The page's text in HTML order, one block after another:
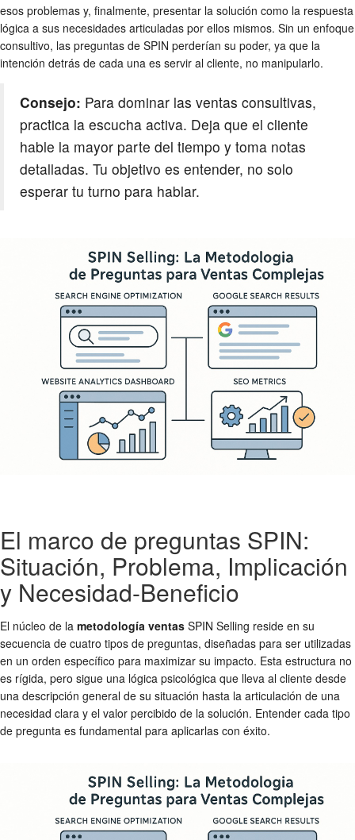
esos problemas y, finalmente, presentar la solución como la respuesta
lógica a sus necesidades articuladas por ellos mismos. Sin un enfoque
consultivo, las preguntas de SPIN perderían su poder, ya que la
intención detrás de cada una es servir al cliente, no manipularlo.
Consejo: Para dominar las ventas consultivas,
practica la escucha activa. Deja que el cliente
hable la mayor parte del tiempo y toma notas
detalladas. Tu objetivo es entender, no solo
esperar tu turno para hablar.
El marco de preguntas SPIN:
Situación, Problema, Implicación
y Necesidad-Beneficio
El núcleo de la metodología ventas SPIN Selling reside en su
secuencia de cuatro tipos de preguntas, diseñadas para ser utilizadas
en un orden específico para maximizar su impacto. Esta estructura no
es rígida, pero sigue una lógica psicológica que lleva al cliente desde
una descripción general de su situación hasta la articulación de una
necesidad clara y el valor percibido de la solución. Entender cada tipo
de pregunta es fundamental para aplicarlas con éxito.